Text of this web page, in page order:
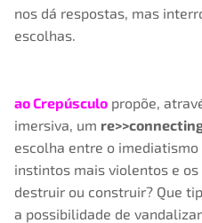
nos dá respostas, mas
escolhas.
ao Crepúsculo propõe,
imersiva, um
escolha entre o
instintos mais violentos e
destruir ou construir? Que
a possibilidade de